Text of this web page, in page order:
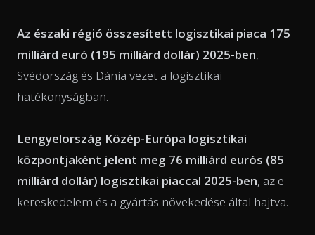
Az északi régió összesített logisztikai piaca 175
milliárd euró (195 milliárd dollár) 2025-ben,
Svédország és Dánia vezet a logisztikai
hatékonyságban.
Lengyelország Közép-Európa logisztikai
központjaként jelent meg 76 milliárd eurós (85
milliárd dollár) logisztikai piaccal 2025-ben, az e-
kereskedelem és a gyártás növekedése által hajtva.